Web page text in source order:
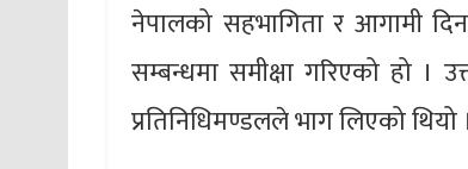
नेपालको सहभागिता र आगामी
सम्बन्धमा समीक्षा गरिएको हो ।
प्रतिनिधिमण्डलले भाग लिएको थियो ।